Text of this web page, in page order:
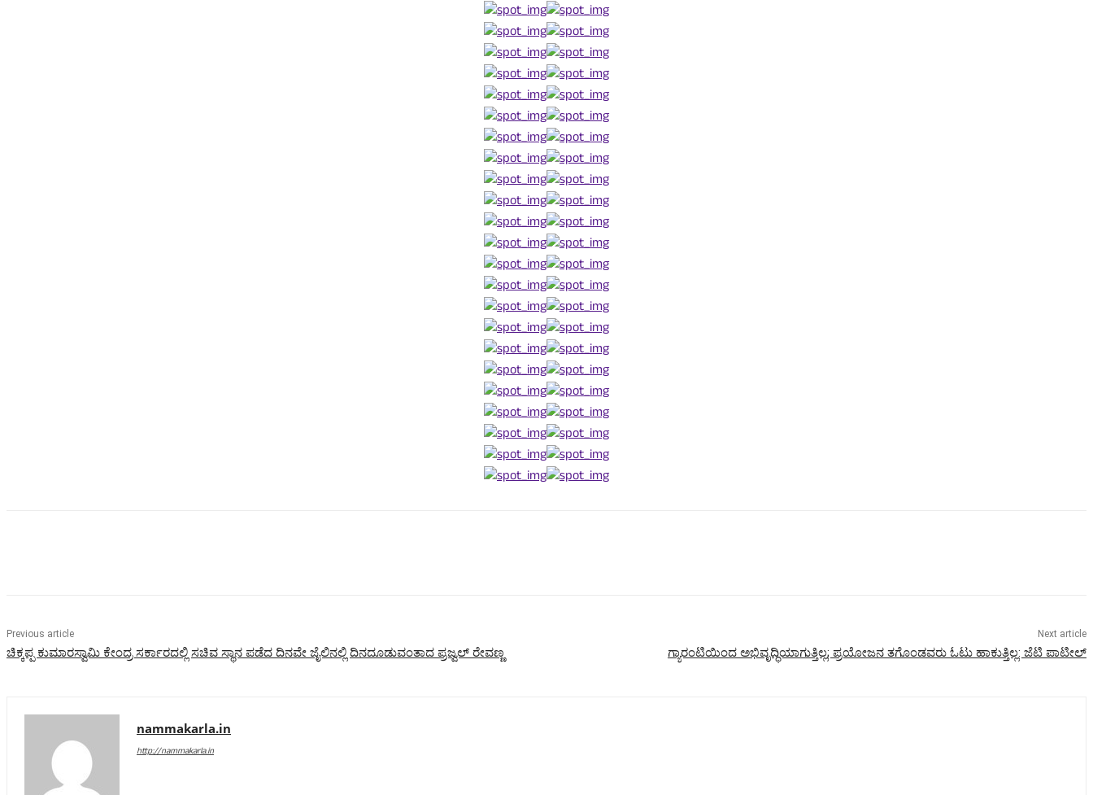
Previous article
ಚಿಕ್ಕಪ್ಪ ಕುಮಾರಸ್ವಾಮಿ ಕೇಂದ್ರ ಸರ್ಕಾರದಲ್ಲಿ ಸಚಿವ ಸ್ಥಾನ ಪಡೆದ ದಿನವೇ ಜೈಲಿನಲ್ಲಿ ದಿನದೂಡುವಂತಾದ ಪ್ರಜ್ವಲ್‌ ರೇವಣ್ಣ
Next article
ಗ್ಯಾರಂಟಿಯಿಂದ ಅಭಿವೃದ್ಧಿಯಾಗುತ್ತಿಲ್ಲ; ಪ್ರಯೋಜನ ತಗೊಂಡವರು ಓಟು ಹಾಕುತ್ತಿಲ್ಲ: ಜೆಟಿ ಪಾಟೀಲ್
nammakarla.in
http://nammakarla.in